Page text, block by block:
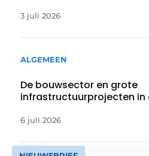
3 juli 2026
ALGEMEEN
De bouwsector en grote
infrastructuurprojecten in
6 juli 2026